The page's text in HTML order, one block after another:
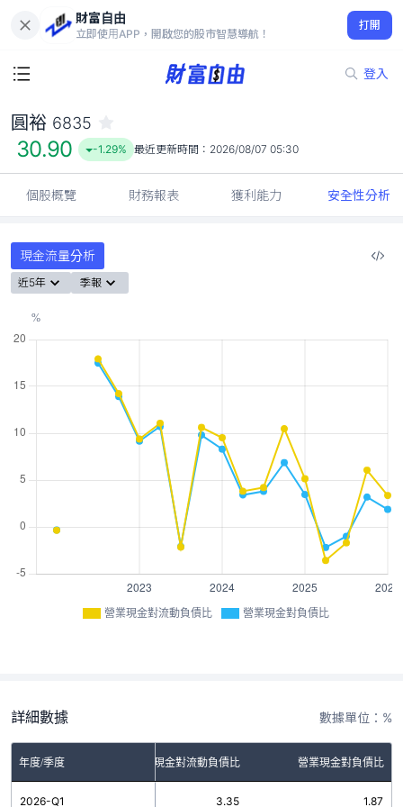
財富自由
立即使用APP，開啟您的股市智慧導航！
打開
登入
30.90
-1.29%
圓裕 6835
30.90 -1.29% 最近更新時間： 2026/08/07 05:30
個股概覽 財務報表 獲利能力 安全性分析
現金流量分析
近5年 季報
營業現金對流動負債比 營業現金對負債比
詳細數據 數據單位：%
年度/季度 營業現金對流動負債比 營業現金對負債比
2026-Q1 3.35 1.87